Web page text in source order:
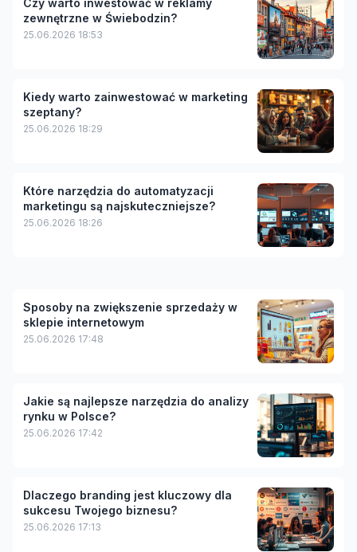
zewnętrzne w Świebodzin?
25.06.2026 18:53
Kiedy warto zainwestować w marketing
szeptany?
25.06.2026 18:29
Które narzędzia do automatyzacji
marketingu są najskuteczniejsze?
25.06.2026 18:26
Sposoby na zwiększenie sprzedaży w
sklepie internetowym
25.06.2026 17:48
Jakie są najlepsze narzędzia do analizy
rynku w Polsce?
25.06.2026 17:42
Dlaczego branding jest kluczowy dla
sukcesu Twojego biznesu?
25.06.2026 17:13